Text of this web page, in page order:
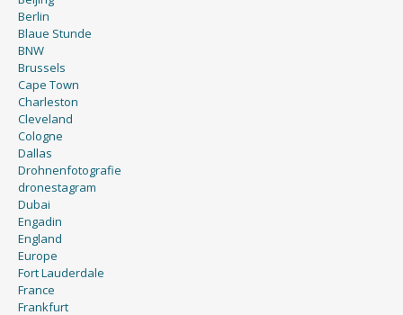
Berlin
Blaue Stunde
BNW
Brussels
Cape Town
Charleston
Cleveland
Cologne
Dallas
Drohnenfotografie
dronestagram
Dubai
Engadin
England
Europe
Fort Lauderdale
France
Frankfurt